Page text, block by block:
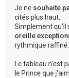
Je ne souhaite
cités plus haut.
Simplement qu'il
oreille
rythmique raffiné.
Le tableau n'est
le Prince que